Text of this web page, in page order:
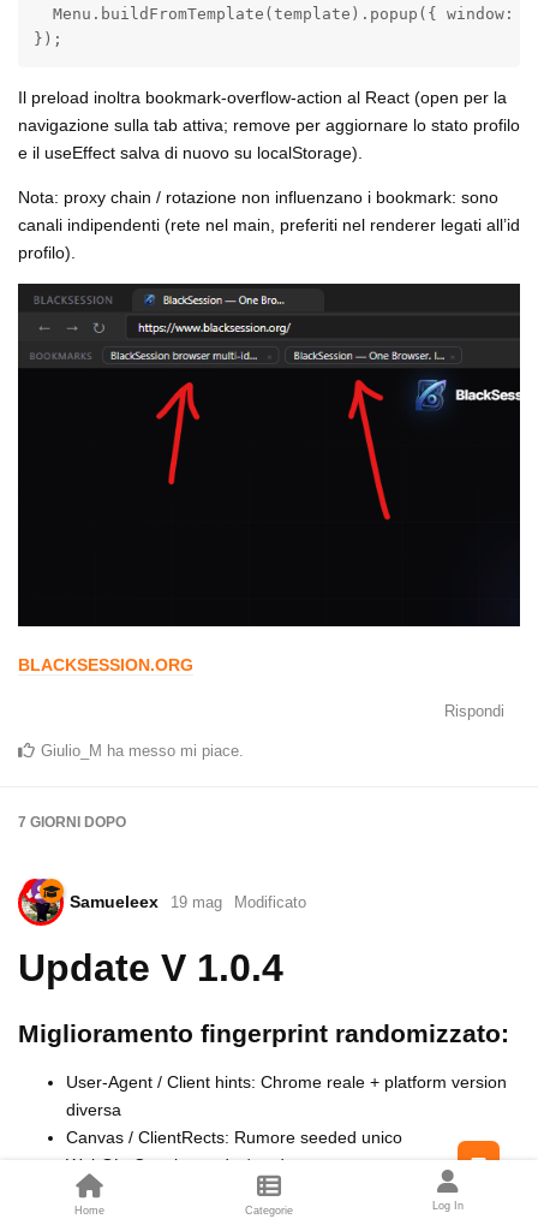
Menu.buildFromTemplate(template).popup({ window:
});
Il preload inoltra bookmark-overflow-action al React (open per la
navigazione sulla tab attiva; remove per aggiornare lo stato profilo
e il useEffect salva di nuovo su localStorage).
Nota: proxy chain / rotazione non influenzano i bookmark: sono
canali indipendenti (rete nel main, preferiti nel renderer legati all’id
profilo).
BLACKSESSION.ORG
Rispondi
Giulio_M ha messo mi piace
7 GIORNI DOPO
Samueleex 19 mag Modificato
Update V 1.0.4
Miglioramento fingerprint randomizzato:
User-Agent / Client hints: Chrome reale + platform version
diversa
Canvas / ClientRects: Rumore seeded unico
WebGL: Coppia vendor/renderer coerente
(NVIDIA/AMD/Intel)
Schermo: risoluzione logica + DPR + taskbar
Home Categorie Log In